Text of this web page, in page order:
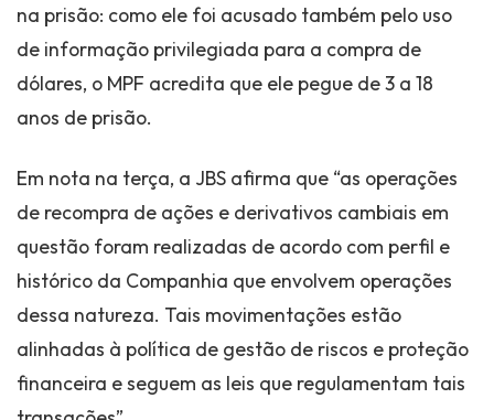
na prisão: como ele foi acusado também pelo uso
de informação privilegiada para a compra de
dólares, o MPF acredita que ele pegue de 3 a 18
anos de prisão.
Em nota na terça, a JBS afirma que “as operações
de recompra de ações e derivativos cambiais em
questão foram realizadas de acordo com perfil e
histórico da Companhia que envolvem operações
dessa natureza. Tais movimentações estão
alinhadas à política de gestão de riscos e proteção
financeira e seguem as leis que regulamentam tais